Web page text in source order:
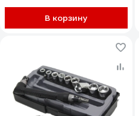
В корзину